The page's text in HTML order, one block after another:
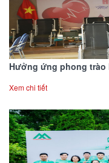
Hưởng ứng phong trào
Xem chi tiết